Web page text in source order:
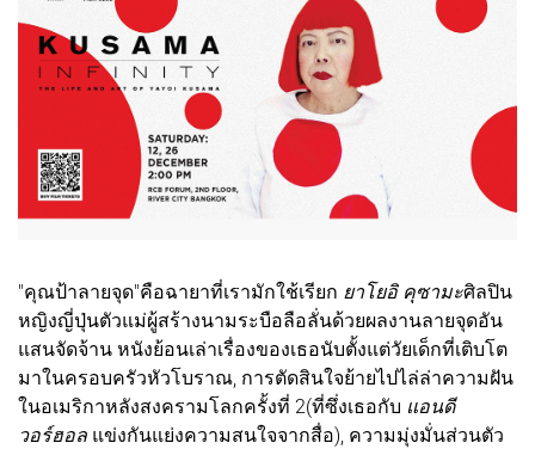
"คุณป้าลายจุด"คือฉายาที่เรามักใช้เรียก ยาโยอิ คุซามะศิลปิน
หญิงญี่ปุ่นตัวแม่ผู้สร้างนามระบือลือลั่นด้วยผลงานลายจุดอัน
แสนจัดจ้าน หนังย้อนเล่าเรื่องของเธอนับตั้งแต่วัยเด็กที่เติบโต
มาในครอบครัวหัวโบราณ, การตัดสินใจย้ายไปไล่ล่าความฝัน
ในอเมริกาหลังสงครามโลกครั้งที่ 2(ที่ซึ่งเธอกับ แอนดี
วอร์ฮอล แข่งกันแย่งความสนใจจากสื่อ), ความมุ่งมั่นส่วนตัว